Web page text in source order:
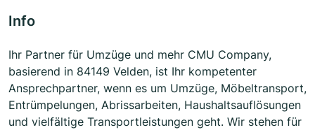
Info
Ihr Partner für Umzüge und mehr CMU Company,
basierend in 84149 Velden, ist Ihr kompetenter
Ansprechpartner, wenn es um Umzüge, Möbeltransport,
Entrümpelungen, Abrissarbeiten, Haushaltsauflösungen
und vielfältige Transportleistungen geht. Wir stehen für